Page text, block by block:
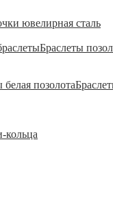
ювелирная сталь
Браслеты
белая позолота
кольца